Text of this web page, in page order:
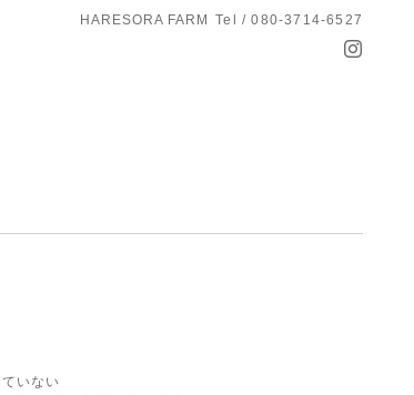
HARESORA FARM Tel / 080-3714-6527
ていない